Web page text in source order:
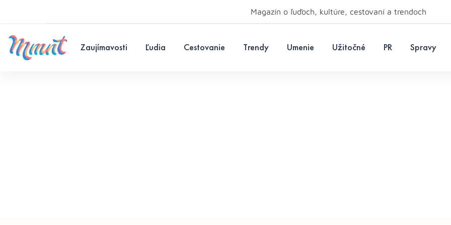
Magazín o ľuďoch, kultúre, cestovaní a trendoch
Zaujímavosti Ľudia Cestovanie Trendy Umenie Užitočné PR Spravy